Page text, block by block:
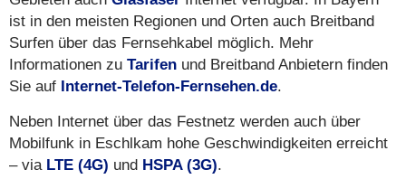
ist in den meisten Regionen und Orten auch Breitband
Surfen über das Fernsehkabel möglich. Mehr
Informationen zu Tarifen und Breitband Anbietern finden
Sie auf Internet-Telefon-Fernsehen.de.
Neben Internet über das Festnetz werden auch über
Mobilfunk in Eschlkam hohe Geschwindigkeiten erreicht
– via LTE (4G) und HSPA (3G).